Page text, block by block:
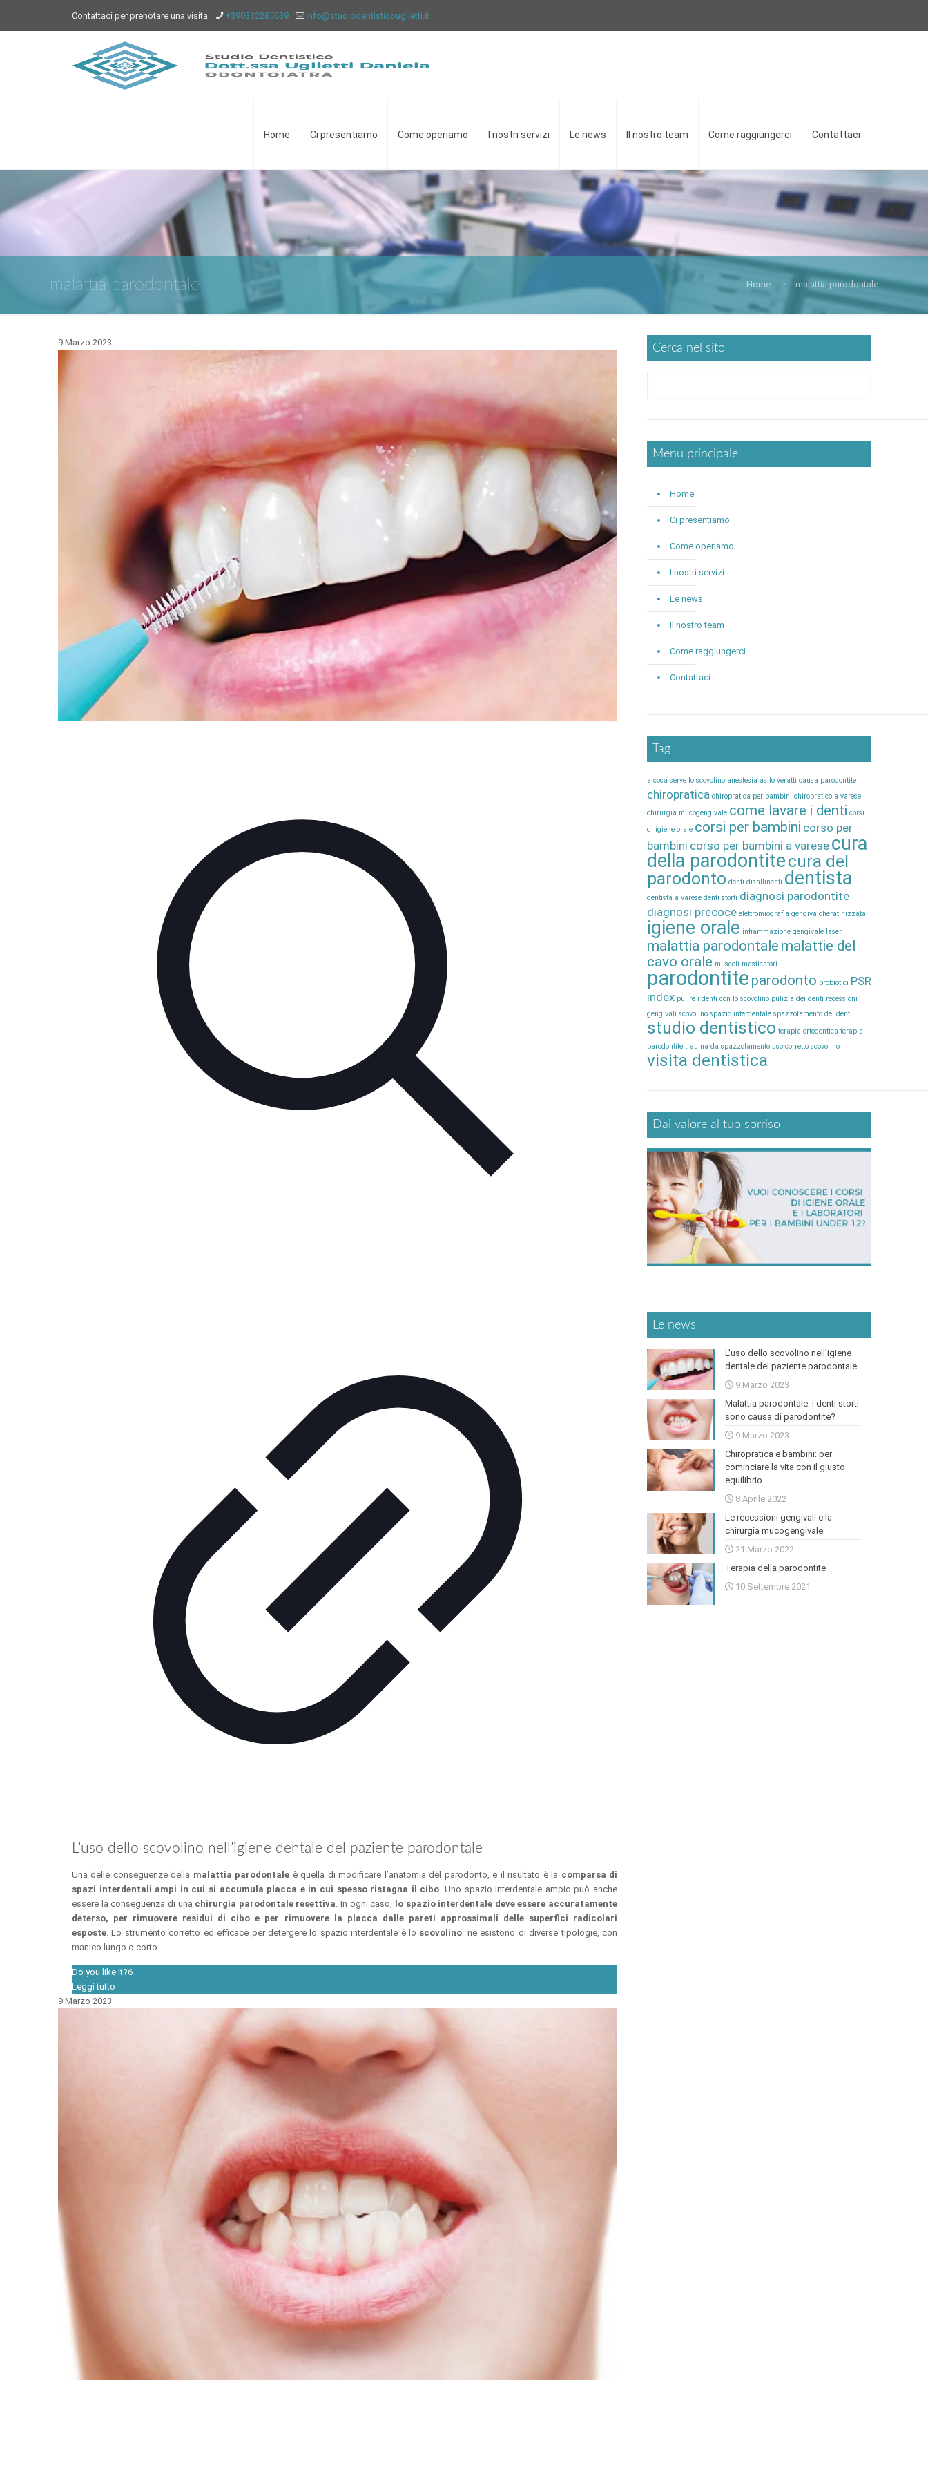
Contattaci per prenotare una visita +390332285639 info@studiodentisticouglietti.it
Home Ci presentiamo Come operiamo I nostri servizi Le news Il nostro team Come raggiungerci Contattaci
malattia parodontale Home malattia parodontale
9 Marzo 2023
L’uso dello scovolino nell’igiene dentale del paziente parodontale
Una delle conseguenze della malattia parodontale è quella di modificare l’anatomia del parodonto, e il risultato è la comparsa di
spazi interdentali ampi in cui si accumula placca e in cui spesso ristagna il cibo. Uno spazio interdentale ampio può anche
essere la conseguenza di una chirurgia parodontale resettiva. In ogni caso,
lo spazio interdentale deve essere accuratamente
deterso, per rimuovere residui di cibo e per rimuovere la placca dalle pareti approssimali delle superfici radicolari
esposte. Lo strumento corretto ed efficace per detergere lo spazio interdentale è lo scovolino: ne esistono di diverse tipologie, con
manico lungo o corto...
Do you like it?6
Leggi tutto
9 Marzo 2023
Cerca nel sito
Menu principale
Home
Ci presentiamo
Come operiamo
I nostri servizi
Le news
Il nostro team
Come raggiungerci
Contattaci
Tag
a cosa serve lo scovolino anestesia asilo veratti causa parodontite
chiropratica chiropratica per bambini chiropratico a varese
chirurgia mucogengivale come lavare i denti corsi
di igiene orale corsi per bambini corso per
bambini corso per bambini a varese cura
della parodontitecura del
parodonto denti disallineati dentista
dentista a varese denti storti diagnosi parodontite
diagnosi precoce elettromiografia gengiva cheratinizzata
igiene orale infiammazione gengivale laser
malattia parodontale malattie del
cavo orale muscoli masticatori
parodontite parodonto probiotici PSR
index pulire i denti con lo scovolino pulizia dei denti recessioni
gengivali scovolino spazio interdentale spazzolamento dei denti
studio dentistico terapia ortodontica terapia
parodontite trauma da spazzolamento uso corretto scovolino
visita dentistica
Dai valore al tuo sorriso
Le news
L’uso dello scovolino nell’igiene
dentale del paziente parodontale
9 Marzo 2023
Malattia parodontale: i denti storti
sono causa di parodontite?
9 Marzo 2023
Chiropratica e bambini: per
cominciare la vita con il giusto
equilibrio
8 Aprile 2022
Le recessioni gengivali e la
chirurgia mucogengivale
21 Marzo 2022
Terapia della parodontite
10 Settembre 2021